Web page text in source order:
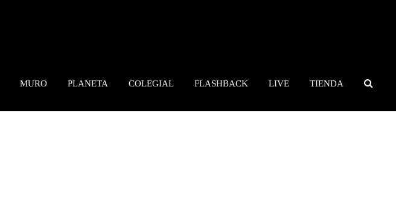
MURO PLANETA COLEGIAL FLASHBACK LIVE TIENDA